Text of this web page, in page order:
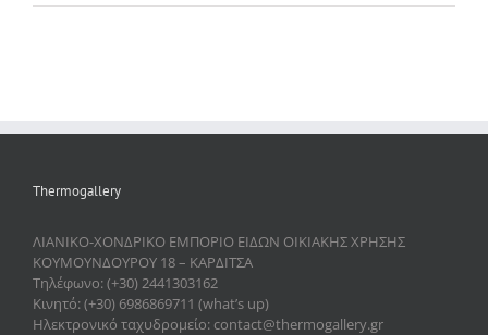
Thermogallery
ΛΙΑΝΙΚΟ-ΧΟΝΔΡΙΚΟ ΕΜΠΟΡΙΟ ΕΙΔΩΝ ΟΙΚΙΑΚΗΣ ΧΡΗΣΗΣ
ΚΟΥΜΟΥΝΔΟΥΡΟΥ 18 – ΚΑΡΔΙΤΣΑ
Τηλέφωνο: (+30) 2441303162
Κινητό: (+30) 6986869711 (what’s up)
Ηλεκτρονικό ταχυδρομείο: contact@thermogallery.gr